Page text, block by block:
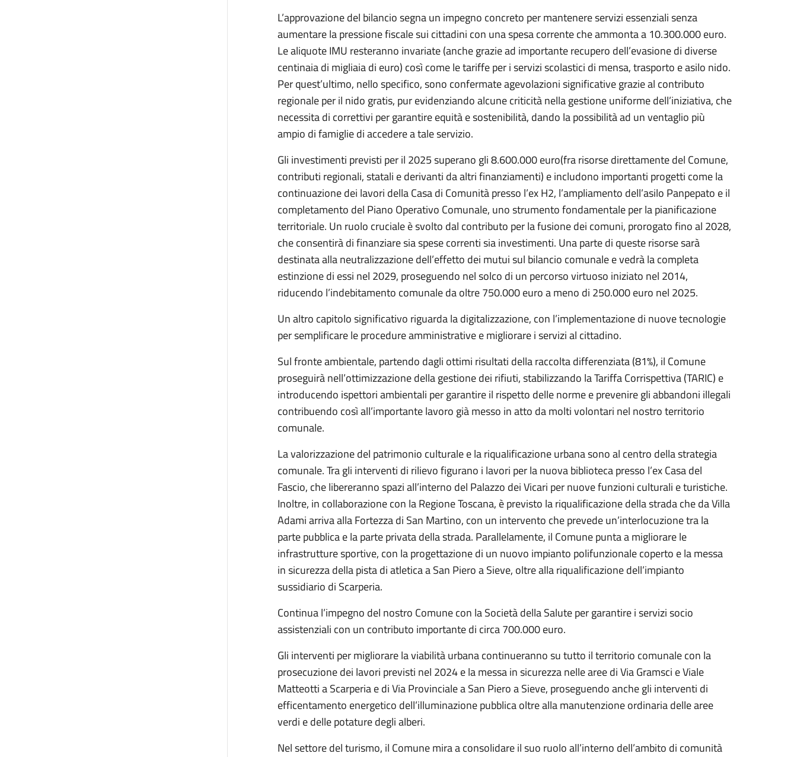
L’approvazione del bilancio segna un impegno concreto per mantenere servizi essenziali senza
aumentare la pressione fiscale sui cittadini con una spesa corrente che ammonta a 10.300.000 euro.
Le aliquote IMU resteranno invariate (anche grazie ad importante recupero dell’evasione di diverse
centinaia di migliaia di euro) così come le tariffe per i servizi scolastici di mensa, trasporto e asilo nido.
Per quest’ultimo, nello specifico, sono confermate agevolazioni significative grazie al contributo
regionale per il nido gratis, pur evidenziando alcune criticità nella gestione uniforme dell’iniziativa, che
necessita di correttivi per garantire equità e sostenibilità, dando la possibilità ad un ventaglio più
ampio di famiglie di accedere a tale servizio.
Gli investimenti previsti per il 2025 superano gli 8.600.000 euro(fra risorse direttamente del Comune,
contributi regionali, statali e derivanti da altri finanziamenti) e includono importanti progetti come la
continuazione dei lavori della Casa di Comunità presso l’ex H2, l’ampliamento dell’asilo Panpepato e il
completamento del Piano Operativo Comunale, uno strumento fondamentale per la pianificazione
territoriale. Un ruolo cruciale è svolto dal contributo per la fusione dei comuni, prorogato fino al 2028,
che consentirà di finanziare sia spese correnti sia investimenti. Una parte di queste risorse sarà
destinata alla neutralizzazione dell’effetto dei mutui sul bilancio comunale e vedrà la completa
estinzione di essi nel 2029, proseguendo nel solco di un percorso virtuoso iniziato nel 2014,
riducendo l’indebitamento comunale da oltre 750.000 euro a meno di 250.000 euro nel 2025.
Un altro capitolo significativo riguarda la digitalizzazione, con l’implementazione di nuove tecnologie
per semplificare le procedure amministrative e migliorare i servizi al cittadino.
Sul fronte ambientale, partendo dagli ottimi risultati della raccolta differenziata (81%), il Comune
proseguirà nell’ottimizzazione della gestione dei rifiuti, stabilizzando la Tariffa Corrispettiva (TARIC) e
introducendo ispettori ambientali per garantire il rispetto delle norme e prevenire gli abbandoni illegali
contribuendo così all’importante lavoro già messo in atto da molti volontari nel nostro territorio
comunale.
La valorizzazione del patrimonio culturale e la riqualificazione urbana sono al centro della strategia
comunale. Tra gli interventi di rilievo figurano i lavori per la nuova biblioteca presso l’ex Casa del
Fascio, che libereranno spazi all’interno del Palazzo dei Vicari per nuove funzioni culturali e turistiche.
Inoltre, in collaborazione con la Regione Toscana, è previsto la riqualificazione della strada che da Villa
Adami arriva alla Fortezza di San Martino, con un intervento che prevede un’interlocuzione tra la
parte pubblica e la parte privata della strada. Parallelamente, il Comune punta a migliorare le
infrastrutture sportive, con la progettazione di un nuovo impianto polifunzionale coperto e la messa
in sicurezza della pista di atletica a San Piero a Sieve, oltre alla riqualificazione dell’impianto
sussidiario di Scarperia.
Continua l’impegno del nostro Comune con la Società della Salute per garantire i servizi socio
assistenziali con un contributo importante di circa 700.000 euro.
Gli interventi per migliorare la viabilità urbana continueranno su tutto il territorio comunale con la
prosecuzione dei lavori previsti nel 2024 e la messa in sicurezza nelle aree di Via Gramsci e Viale
Matteotti a Scarperia e di Via Provinciale a San Piero a Sieve, proseguendo anche gli interventi di
efficentamento energetico dell’illuminazione pubblica oltre alla manutenzione ordinaria delle aree
verdi e delle potature degli alberi.
Nel settore del turismo, il Comune mira a consolidare il suo ruolo all’interno dell’ambito di comunità